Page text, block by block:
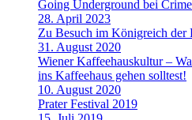
Going Underground bei
28. April 2023
Zu Besuch im Königreich der
31. August 2020
Wiener Kaffeehauskultur –
ins Kaffeehaus gehen solltest!
10. August 2020
Prater Festival 2019